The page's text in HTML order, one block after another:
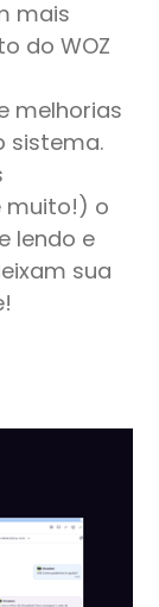
mais
do WOZ
melhorias
sistema.
muito!) o
lendo e
sua